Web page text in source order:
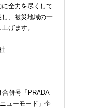
全力を尽くして
、被災地域の一
げます。
合併号「PRADA
ューモード」企